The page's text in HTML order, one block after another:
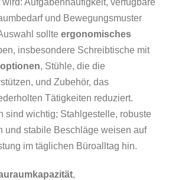
Aufgabenhäufigkeit, verfügbare
und Bewegungsmuster
sollteergonomisches
insbesondere Schreibtische mit
, Stühle, die die
und Zubehör, das
Tätigkeiten reduziert.
sind wichtig; Stahlgestelle, robuste
und stabile Beschläge weisen auf
im täglichen Büroalltag hin.
,